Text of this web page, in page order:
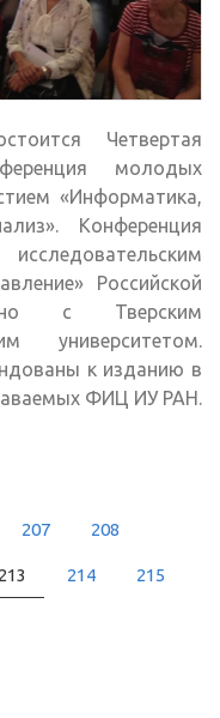
Четвертая
молодых
«Информатика,
Конференция
Российской
с Тверским
университетом.
к изданию в
ФИЦ ИУ РАН.
207 208
213 214 215